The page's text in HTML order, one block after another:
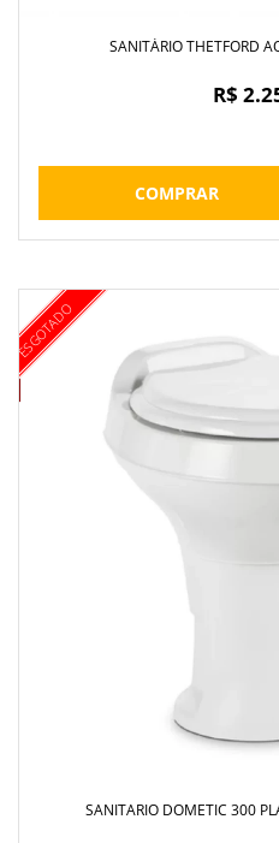
SANITÁRIO THETFORD
R$
COMPRAR
ESGOTADO
SANITARIO DOMETIC 300